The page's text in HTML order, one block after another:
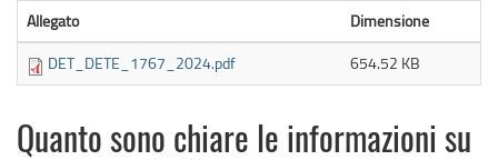
Allegato
Dimensione
DET_DETE_1767_2024.pdf
654.52 KB
Quanto sono chiare le informazioni su